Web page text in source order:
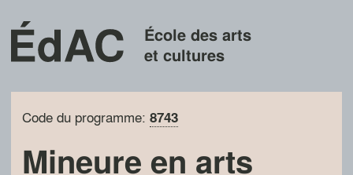
École des arts
et cultures
Code du programme:8743
Mineure en arts